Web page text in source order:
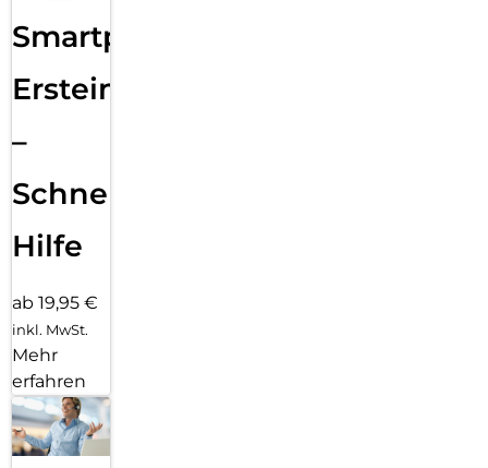
Smartphone
Ersteinrichtung
–
Schnelle
Hilfe
ab 19,95 €
inkl. MwSt.
Mehr
erfahren